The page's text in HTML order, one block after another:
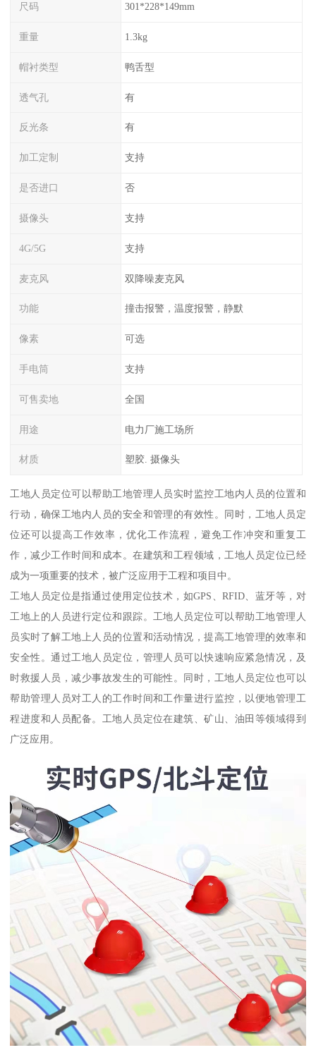
尺码 301*228*149mm
重量 1.3kg
帽衬类型 鸭舌型
透气孔 有
反光条 有
加工定制 支持
是否进口 否
摄像头 支持
4G/5G 支持
麦克风 双降噪麦克风
功能 撞击报警，温度报警，静默
像素 可选
手电筒 支持
可售卖地 全国
用途 电力厂施工场所
材质 塑胶. 摄像头
工地人员定位可以帮助工地管理人员实时监控工地内人员的位置和
行动，确保工地内人员的安全和管理的有效性。同时，工地人员定
位还可以提高工作效率，优化工作流程，避免工作冲突和重复工
作，减少工作时间和成本。在建筑和工程领域，工地人员定位已经
成为一项重要的技术，被广泛应用于工程和项目中。
工地人员定位是指通过使用定位技术，如GPS、RFID、蓝牙等，对
工地上的人员进行定位和跟踪。工地人员定位可以帮助工地管理人
员实时了解工地上人员的位置和活动情况，提高工地管理的效率和
安全性。通过工地人员定位，管理人员可以快速响应紧急情况，及
时救援人员，减少事故发生的可能性。同时，工地人员定位也可以
帮助管理人员对工人的工作时间和工作量进行监控，以便地管理工
程进度和人员配备。工地人员定位在建筑、矿山、油田等领域得到
广泛应用。